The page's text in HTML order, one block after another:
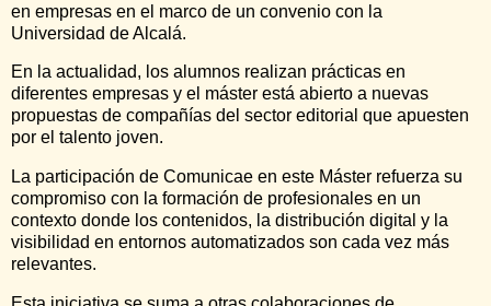
en empresas en el marco de un convenio con la
Universidad de Alcalá.
En la actualidad, los alumnos realizan prácticas en
diferentes empresas y el máster está abierto a nuevas
propuestas de compañías del sector editorial que apuesten
por el talento joven.
La participación de Comunicae en este Máster refuerza su
compromiso con la formación de profesionales en un
contexto donde los contenidos, la distribución digital y la
visibilidad en entornos automatizados son cada vez más
relevantes.